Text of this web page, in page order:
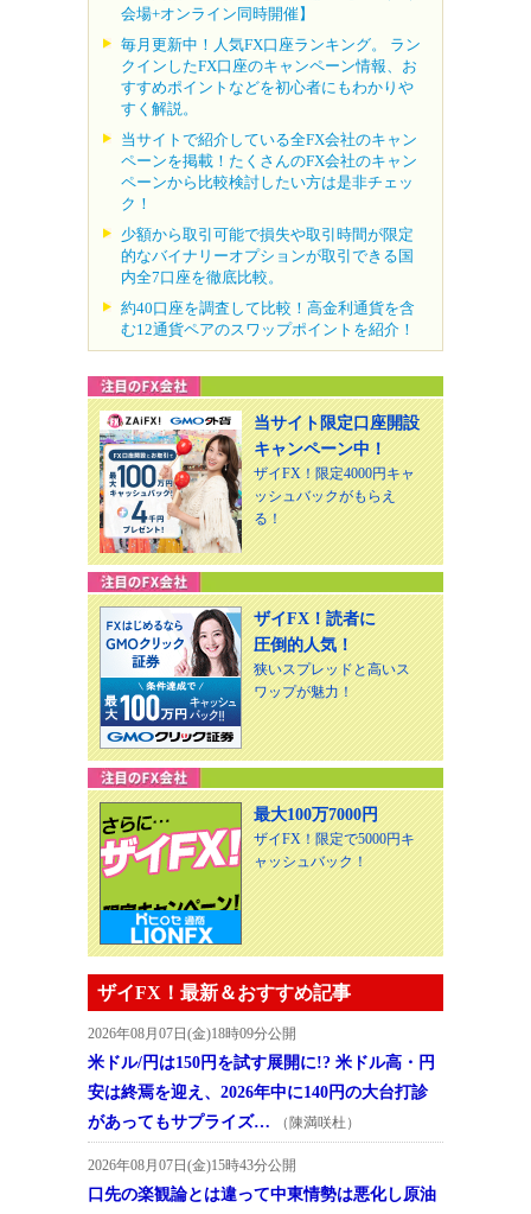
会場+オンライン同時開催】
毎月更新中！人気FX口座ランキング。 ラン
クインしたFX口座のキャンペーン情報、お
すすめポイントなどを初心者にもわかりや
すく解説。
当サイトで紹介している全FX会社のキャン
ペーンを掲載！たくさんのFX会社のキャン
ペーンから比較検討したい方は是非チェッ
ク！
少額から取引可能で損失や取引時間が限定
的なバイナリーオプションが取引できる国
内全7口座を徹底比較。
約40口座を調査して比較！高金利通貨を含
む12通貨ペアのスワップポイントを紹介！
当サイト限定口座開設
キャンペーン中！
ザイFX！限定4000円キャ
ッシュバックがもらえ
る！
ザイFX！読者に
圧倒的人気！
狭いスプレッドと高いス
ワップが魅力！
最大100万7000円
ザイFX！限定で5000円キ
ャッシュバック！
ザイFX！最新＆おすすめ記事
2026年08月07日(金)18時09分公開
米ドル/円は150円を試す展開に!? 米ドル高・円
安は終焉を迎え、2026年中に140円の大台打診
があってもサプライズ…
（陳満咲杜）
2026年08月07日(金)15時43分公開
口先の楽観論とは違って中東情勢は悪化し原油